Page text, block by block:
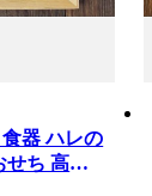
器 ハレの
せち 高級